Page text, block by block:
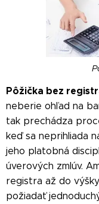
Pôžička bez
neberie ohľad na
tak prechádza
keď sa neprihliada
jeho platobná
úverových zmlúv.
registra až do
požiadať